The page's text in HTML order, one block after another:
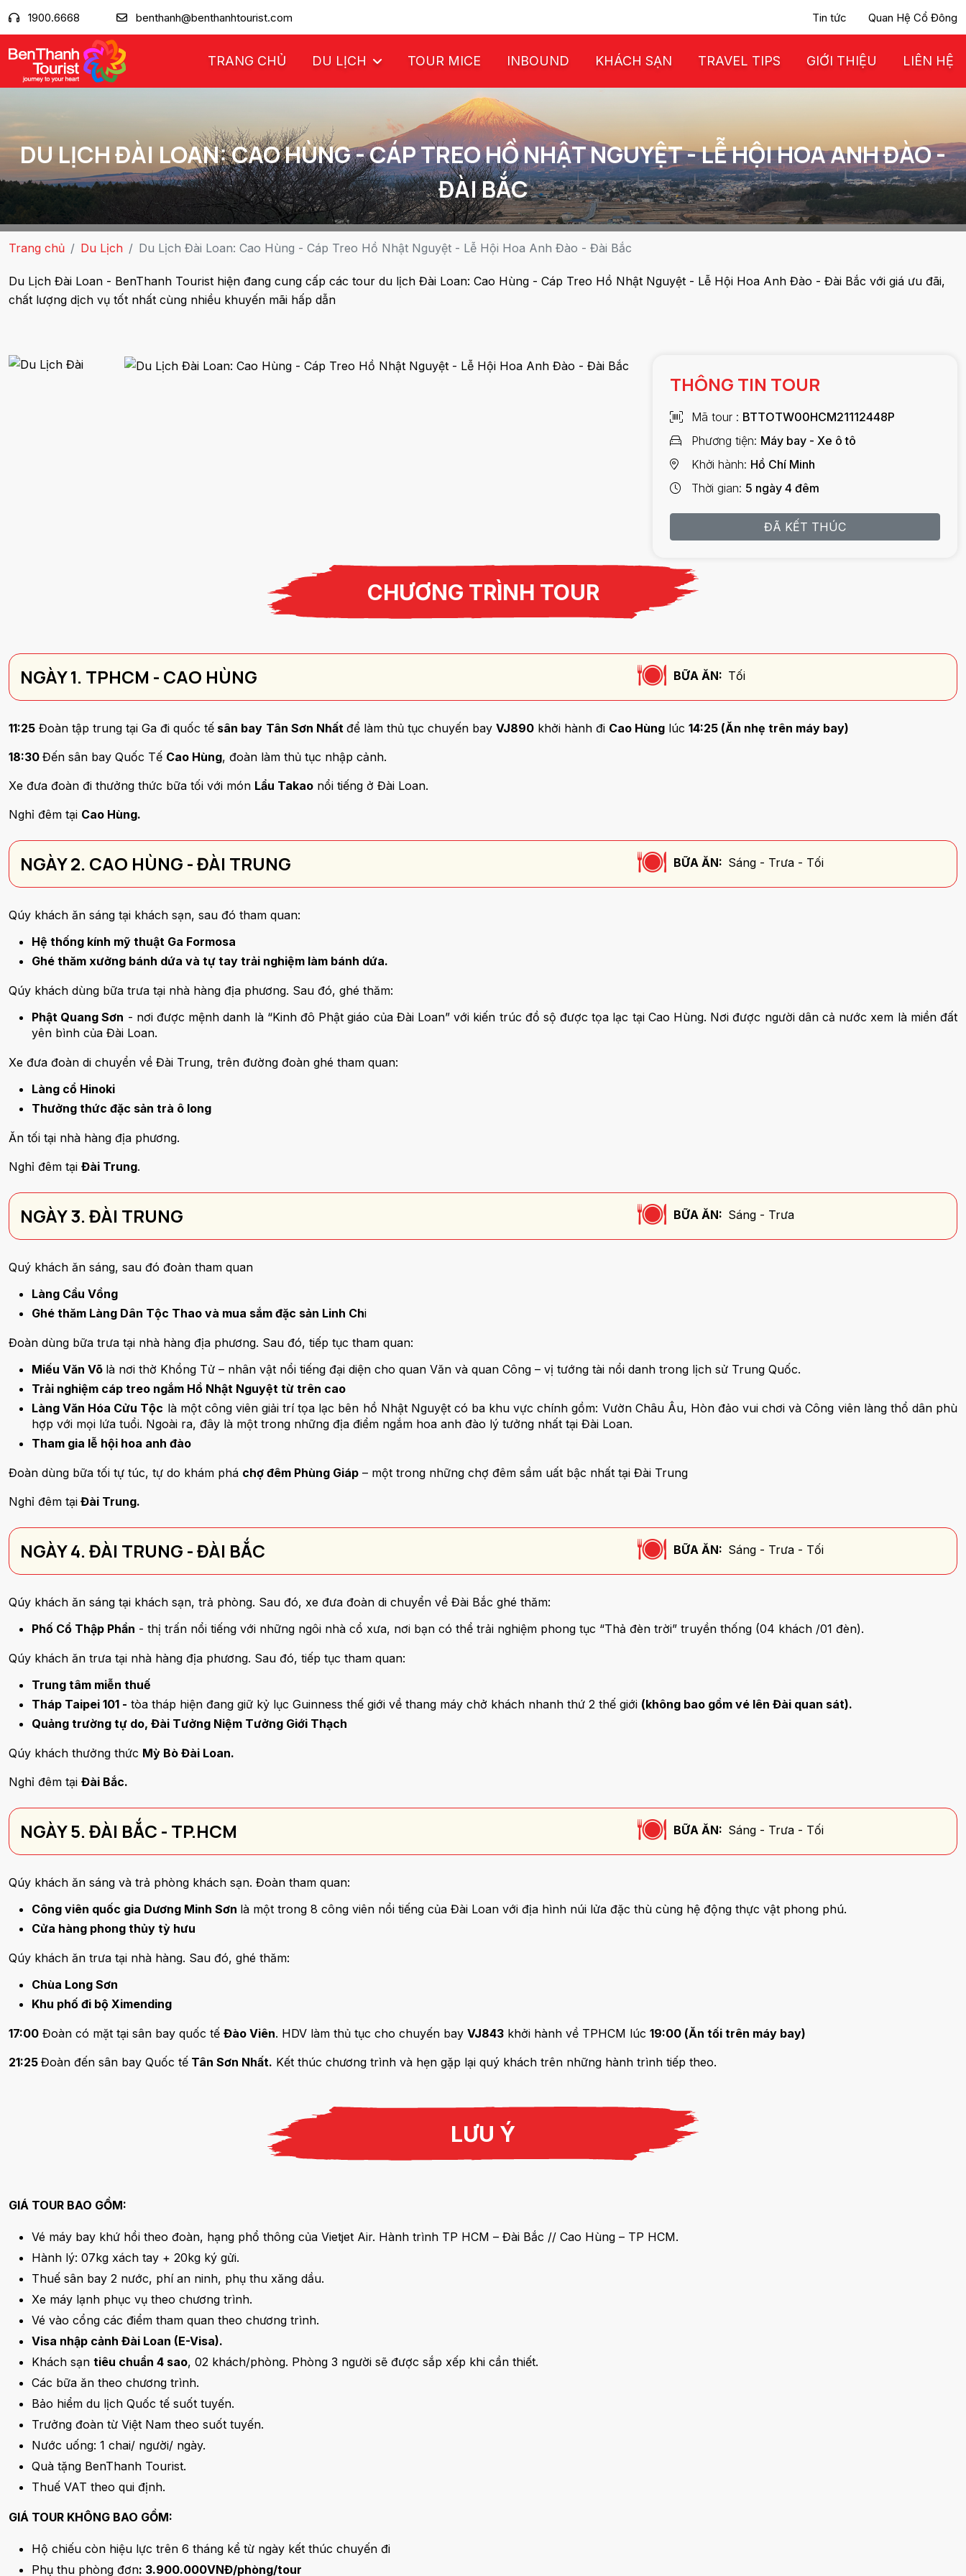
1900.6668 benthanh@benthanhtourist.com Tin tức Quan Hệ Cổ Đông
TRANG CHỦ DU LỊCH TOUR MICE INBOUND KHÁCH SẠN TRAVEL TIPS GIỚI THIỆU LIÊN HỆ
DU LỊCH ĐÀI LOAN: CAO HÙNG - CÁP TREO HỒ NHẬT NGUYỆT - LỄ HỘI HOA ANH ĐÀO -
ĐÀI BẮC
Trang chủ Du Lịch Du Lịch Đài Loan: Cao Hùng - Cáp Treo Hồ Nhật Nguyệt - Lễ Hội Hoa Anh Đào - Đài Bắc
Du Lịch Đài Loan - BenThanh Tourist hiện đang cung cấp các tour du lịch Đài Loan: Cao Hùng - Cáp Treo Hồ Nhật Nguyệt - Lễ Hội Hoa Anh Đào - Đài Bắc với giá ưu đãi,
chất lượng dịch vụ tốt nhất cùng nhiều khuyến mãi hấp dẫn
THÔNG TIN TOUR
Mã tour
BTTOTW00HCM21112448P
Phương tiện Máy bay - Xe ô tô
Khởi hành Hồ Chí Minh
Thời gian 5 ngày 4 đêm
ĐÃ KẾT THÚC
CHƯƠNG TRÌNH TOUR
NGÀY 1. TPHCM - CAO HÙNG BỮA ĂN: Tối
11:25 Đoàn tập trung tại Ga đi quốc tế sân bay Tân Sơn Nhất để làm thủ tục chuyến bay VJ890 khởi hành đi Cao Hùng lúc 14:25 (Ăn nhẹ trên máy bay)
18:30 Đến sân bay Quốc Tế Cao Hùng, đoàn làm thủ tục nhập cảnh.
Xe đưa đoàn đi thưởng thức bữa tối với món Lẩu Takao nổi tiếng ở Đài Loan.
Nghỉ đêm tại Cao Hùng.
NGÀY 2. CAO HÙNG - ĐÀI TRUNG BỮA ĂN: Sáng - Trưa - Tối
Qúy khách ăn sáng tại khách sạn, sau đó tham quan:
Hệ thống kính mỹ thuật Ga Formosa
Ghé thăm xưởng bánh dứa và tự tay trải nghiệm làm bánh dứa.
Qúy khách dùng bữa trưa tại nhà hàng địa phương. Sau đó, ghé thăm:
Phật Quang Sơn - nơi được mệnh danh là “Kinh đô Phật giáo của Đài Loan” với kiến trúc đồ sộ được tọa lạc tại Cao Hùng. Nơi được người dân cả nước xem là miền đất
yên bình của Đài Loan.
Xe đưa đoàn di chuyển về Đài Trung, trên đường đoàn ghé tham quan:
Làng cổ Hinoki
Thưởng thức đặc sản trà ô long
Ăn tối tại nhà hàng địa phương.
Nghỉ đêm tại Đài Trung.
NGÀY 3. ĐÀI TRUNG BỮA ĂN: Sáng - Trưa
Quý khách ăn sáng, sau đó đoàn tham quan
Làng Cầu Vồng
Ghé thăm Làng Dân Tộc Thao và mua sắm đặc sản Linh Chi
Đoàn dùng bữa trưa tại nhà hàng địa phương. Sau đó, tiếp tục tham quan:
Miếu Văn Võ là nơi thờ Khổng Tử – nhân vật nổi tiếng đại diện cho quan Văn và quan Công – vị tướng tài nổi danh trong lịch sử Trung Quốc.
Trải nghiệm cáp treo ngắm Hồ Nhật Nguyệt từ trên cao
Làng Văn Hóa Cửu Tộc là một công viên giải trí tọa lạc bên hồ Nhật Nguyệt có ba khu vực chính gồm: Vườn Châu Âu, Hòn đảo vui chơi và Công viên làng thổ dân phù
hợp với mọi lứa tuổi. Ngoài ra, đây là một trong những địa điểm ngắm hoa anh đào lý tưởng nhất tại Đài Loan.
Tham gia lễ hội hoa anh đào
Đoàn dùng bữa tối tự túc, tự do khám phá chợ đêm Phùng Giáp – một trong những chợ đêm sầm uất bậc nhất tại Đài Trung
Nghỉ đêm tại Đài Trung.
NGÀY 4. ĐÀI TRUNG - ĐÀI BẮC BỮA ĂN: Sáng - Trưa - Tối
Qúy khách ăn sáng tại khách sạn, trả phòng. Sau đó, xe đưa đoàn di chuyển về Đài Bắc ghé thăm:
Phố Cổ Thập Phần - thị trấn nổi tiếng với những ngôi nhà cổ xưa, nơi bạn có thể trải nghiệm phong tục “Thả đèn trời” truyền thống (04 khách /01 đèn).
Qúy khách ăn trưa tại nhà hàng địa phương. Sau đó, tiếp tục tham quan:
Trung tâm miễn thuế
Tháp Taipei 101 - tòa tháp hiện đang giữ kỷ lục Guinness thế giới về thang máy chở khách nhanh thứ 2 thế giới (không bao gồm vé lên Đài quan sát).
Quảng trường tự do, Đài Tưởng Niệm Tưởng Giới Thạch
Qúy khách thưởng thức Mỳ Bò Đài Loan.
Nghỉ đêm tại Đài Bắc.
NGÀY 5. ĐÀI BẮC - TP.HCM BỮA ĂN: Sáng - Trưa - Tối
Qúy khách ăn sáng và trả phòng khách sạn. Đoàn tham quan:
Công viên quốc gia Dương Minh Sơn là một trong 8 công viên nổi tiếng của Đài Loan với địa hình núi lửa đặc thù cùng hệ động thực vật phong phú.
Cửa hàng phong thủy tỳ hưu
Qúy khách ăn trưa tại nhà hàng. Sau đó, ghé thăm:
Chùa Long Sơn
Khu phố đi bộ Ximending
17:00 Đoàn có mặt tại sân bay quốc tế Đào Viên. HDV làm thủ tục cho chuyến bay VJ843 khởi hành về TPHCM lúc 19:00 (Ăn tối trên máy bay)
21:25 Đoàn đến sân bay Quốc tế Tân Sơn Nhất. Kết thúc chương trình và hẹn gặp lại quý khách trên những hành trình tiếp theo.
LƯU Ý
GIÁ TOUR BAO GỒM:
Vé máy bay khứ hồi theo đoàn, hạng phổ thông của Vietjet Air. Hành trình TP HCM – Đài Bắc // Cao Hùng – TP HCM.
Hành lý: 07kg xách tay + 20kg ký gửi.
Thuế sân bay 2 nước, phí an ninh, phụ thu xăng dầu.
Xe máy lạnh phục vụ theo chương trình.
Vé vào cổng các điểm tham quan theo chương trình.
Visa nhập cảnh Đài Loan (E-Visa).
Khách sạn tiêu chuẩn 4 sao, 02 khách/phòng. Phòng 3 người sẽ được sắp xếp khi cần thiết.
Các bữa ăn theo chương trình.
Bảo hiểm du lịch Quốc tế suốt tuyến.
Trưởng đoàn từ Việt Nam theo suốt tuyến.
Nước uống: 1 chai/ người/ ngày.
Quà tặng BenThanh Tourist.
Thuế VAT theo qui định.
GIÁ TOUR KHÔNG BAO GỒM:
Hộ chiếu còn hiệu lực trên 6 tháng kể từ ngày kết thúc chuyến đi
Phụ thu phòng đơn: 3.900.000VNĐ/phòng/tour